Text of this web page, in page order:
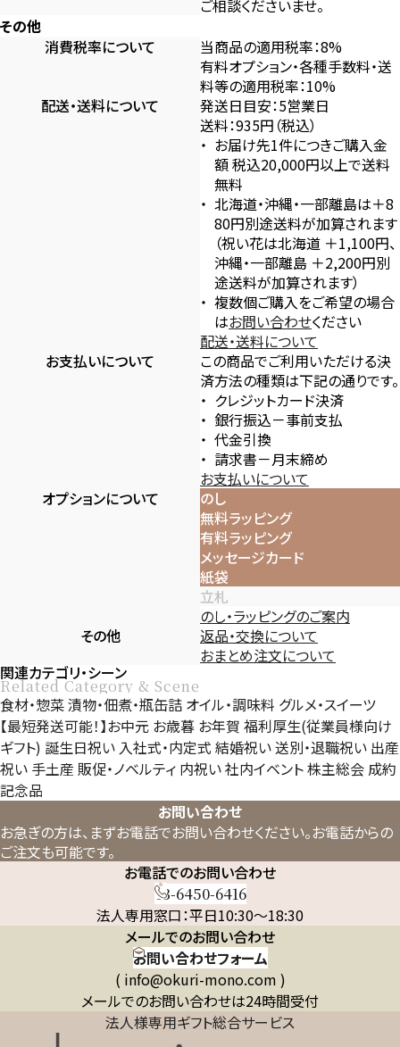
ご相談くださいませ。
その他
消費税率について
当商品の適用税率：8%
有料オプション・各種手数料・送
料等の適用税率：10%
配送・送料について
発送日目安：5営業日
送料：935円（税込）
お届け先1件につきご購入金
額 税込20,000円以上で送料
無料
北海道・沖縄・一部離島は＋8
80円別途送料が加算されます
（祝い花は北海道 ＋1,100円、
沖縄・一部離島 ＋2,200円別
途送料が加算されます）
複数個ご購入をご希望の場合
はお問い合わせください
配送・送料について
お支払いについて
この商品でご利用いただける決
済方法の種類は下記の通りです。
クレジットカード決済
銀行振込－事前支払
代金引換
請求書－月末締め
お支払いについて
オプションについて
のし
無料ラッピング
有料ラッピング
メッセージカード
紙袋
立札
のし・ラッピングのご案内
その他
返品・交換について
おまとめ注文について
関連カテゴリ・シーン
Related Category & Scene
食材・惣菜漬物・佃煮・瓶缶詰 オイル・調味料 グルメ・スイーツ
【最短発送可能！】お中元 お歳暮 お年賀 福利厚生(従業員様向け
ギフト) 誕生日祝い 入社式・内定式 結婚祝い送別・退職祝い 出産
祝い 手土産 販促・ノベルティ 内祝い社内イベント株主総会 成約
記念品
お問い合わせ
お急ぎの方は、まずお電話でお問い合わせください。お電話からの
ご注文も可能です。
お電話でのお問い合わせ
03-6450-6416
法人専用窓口：平日10:30～18:30
メールでのお問い合わせ
お問い合わせフォーム
( info@okuri-mono.com )
メールでのお問い合わせは24時間受付
法人様専用ギフト総合サービス